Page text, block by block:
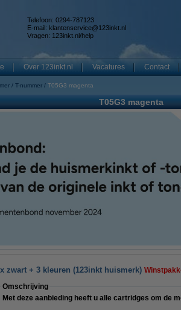
Telefoon: 0294-787123
E-mail: klantenservice@123inkt.nl
Vragen: 123inkt.nl/help
Over 123inkt.nl Vacatures Contact
T-nummer T05G3 magenta
T05G3 magenta
zwart + 3 kleuren (123inkt huismerk)
Omschrijving
Met deze aanbieding heeft u alle cartridges om de